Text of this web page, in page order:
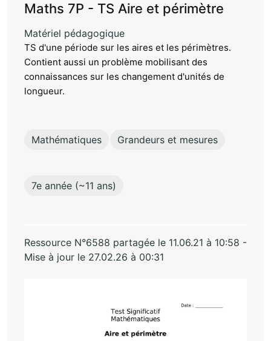
Maths 7P - TS Aire et périmètre
Matériel pédagogique
TS d'une période sur les aires et les périmètres.
Contient aussi un problème mobilisant des
connaissances sur les changement d'unités de
longueur.
Mathématiques Grandeurs et mesures
7e année (~11 ans)
Ressource N°6588 partagée le 11.06.21 à 10:58 -
Mise à jour le 27.02.26 à 00:31